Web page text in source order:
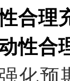
合理
性合
化